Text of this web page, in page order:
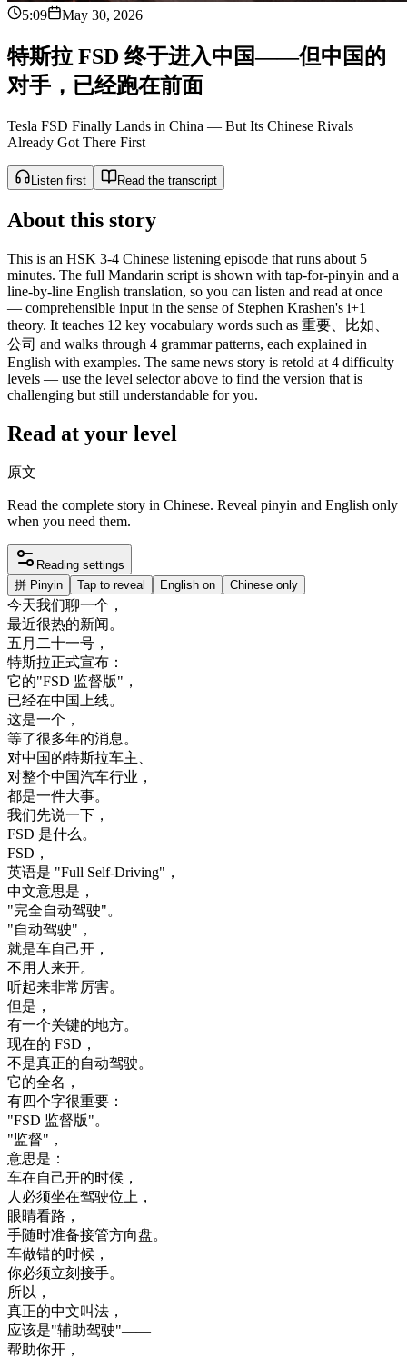
5:09 May 30, 2026
特斯拉 FSD 终于进入中 国——但中 国的
对手 ， 已经跑在前面
Tesla FSD Finally Lands in China — But Its Chinese Rivals
Already Got There First
Listen first Read the transcript
About this story
This is an HSK 3-4 Chinese listening episode that runs about 5
minutes. The full Mandarin script is shown with tap-for-pinyin and a
line-by-line English translation, so you can listen and read at once
— comprehensible input in the sense of Stephen Krashen's i+1
theory. It teaches 12 key vocabulary words such as 重要、比如、
公司 and walks through 4 grammar patterns, each explained in
English with examples. The same news story is retold at 4 difficulty
levels — use the level selector above to find the version that is
challenging but still understandable for you.
Read at your level
原文
Read the complete story in Chinese. Reveal pinyin and English only
when you need them.
Reading settings
拼 Pinyin Tap to reveal English on Chinese only
今天我们聊一个 ，
最近很热的新闻。
五月 二十一号 ，
特斯拉正式宣布 ：
它的"FSD 监督版" ，
已经在中国上线。
这是一个 ，
等了很多年的消息。
对中国的特斯拉车主、
对整个中国汽车行业 ，
都是一件大事。
我们先说一下 ，
FSD 是什么。
FSD ，
英语是 "Full Self-Driving" ，
中文意思是 ，
"完全自动驾驶"。
"自动驾驶" ，
就是车自己开 ，
不用 人来开。
听起来非常厉害。
但是 ，
有一个关键的地方。
现在的 FSD ，
不是真正的自动驾驶。
它的全名 ，
有四个字很重要 ：
"FSD 监督版"。
"监督" ，
意思是 ：
车在自己开的时候 ，
人必须坐在驾驶位上 ，
眼睛看路 ，
手随时准备接管方向盘。
车做错的时候 ，
你必须立刻 接手。
所以 ，
真正的中文叫法 ，
应该是"辅助驾驶"——
帮助你开 ，